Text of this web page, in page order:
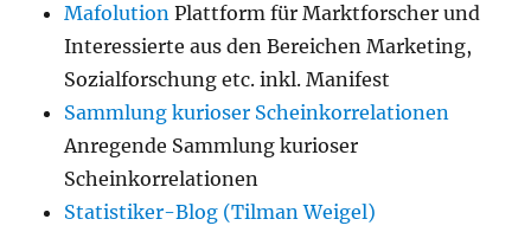
Mafolution Plattform für Marktforscher und
Interessierte aus den Bereichen Marketing,
Sozialforschung etc. inkl. Manifest
Sammlung kurioser Scheinkorrelationen
Anregende Sammlung kurioser
Scheinkorrelationen
Statistiker-Blog (Tilman Weigel)